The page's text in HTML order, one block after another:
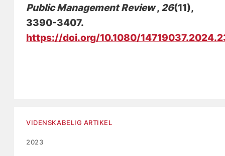
Public Management Review, 26(11),
3390-3407.
https://doi.org/10.1080/
VIDENSKABELIG ARTIKEL
2023